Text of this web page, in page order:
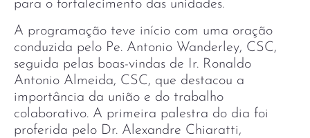
para o fortalecimento das unidades.
A programação teve início com uma oração
conduzida pelo Pe. Antonio Wanderley, CSC,
seguida pelas boas-vindas de Ir. Ronaldo
Antonio Almeida, CSC, que destacou a
importância da união e do trabalho
colaborativo. A primeira palestra do dia foi
proferida pelo Dr. Alexandre Chiaratti,